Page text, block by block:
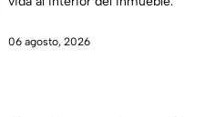
3xplosión una pensión
06 agosto, 2026